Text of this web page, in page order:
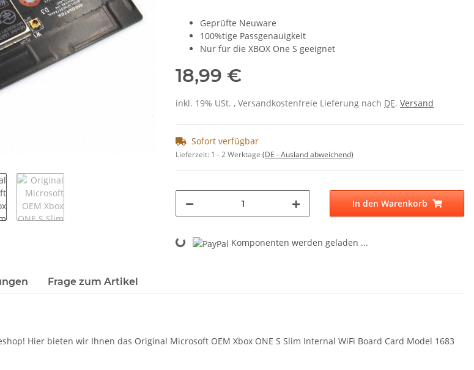
Geprüfte Neuware
100%tige Passgenauigkeit
Nur für die XBOX One S geeignet
18,99 €
inkl. 19% USt. , Versandkostenfreie Lieferung nach DE. Versand
Sofort verfügbar
Lieferzeit: 1 - 2 Werktage (DE - Ausland abweichend)
In den Warenkorb
Loading... Komponenten werden geladen ...
Frage zum Artikel
Hier bieten wir Ihnen das Original Microsoft OEM Xbox ONE S Slim Internal WiFi Board Card Model 1683